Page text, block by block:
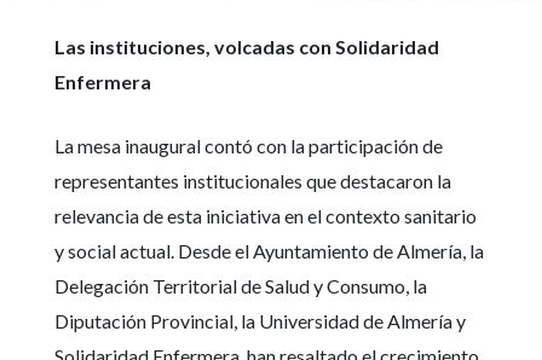
Las instituciones, volcadas con Solidaridad
Enfermera
La mesa inaugural contó con la participación de
representantes institucionales que destacaron la
relevancia de esta iniciativa en el contexto sanitario
y social actual. Desde el Ayuntamiento de Almería, la
Delegación Territorial de Salud y Consumo, la
Diputación Provincial, la Universidad de Almería y